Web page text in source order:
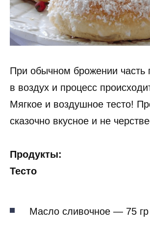
При обычном брожении часть
в воздух и процесс
Мягкое и воздушное тесто!
сказочно вкусное и не
Продукты:
Тесто
Масло сливочное — 75 гр